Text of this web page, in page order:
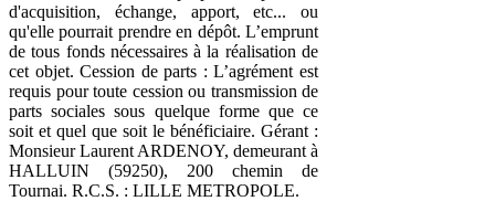
d'acquisition, échange, apport, etc... ou
qu'elle pourrait prendre en dépôt. L’emprunt
de tous fonds nécessaires à la réalisation de
cet objet. Cession de parts : L’agrément est
requis pour toute cession ou transmission de
parts sociales sous quelque forme que ce
soit et quel que soit le bénéficiaire. Gérant :
Monsieur Laurent ARDENOY, demeurant à
HALLUIN (59250), 200 chemin de
Tournai. R.C.S. : LILLE METROPOLE.